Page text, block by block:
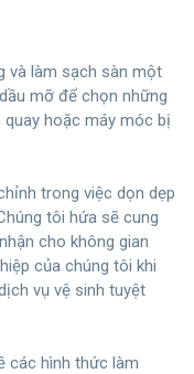
và làm sạch sàn một
mỡ để chọn những
hoặc máy móc bị
trong việc dọn dẹp
tôi hứa sẽ cung
cho không gian
của chúng tôi khi
vụ vệ sinh tuyệt
các hình thức làm